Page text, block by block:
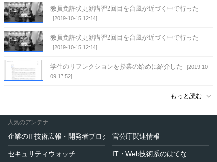
教員免許状更新講習2回目を台風が近づく中で行った
[2019-10-15 12:14]
教員免許状更新講習2回目を台風が近づく中で行った
[2019-10-15 12:14]
学生のリフレクションを授業の始めに紹介した
[2019-10-
09 17:52]
もっと読む
人気のアンテナ
企業のIT技術広報・開発者ブログ 官公庁関連情報
セキュリティウォッチ IT・Web技術系のはてな